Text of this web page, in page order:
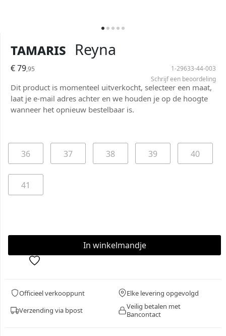
Tamaris Reyna
€ 79,95
1-29633-44-003
Schrijf een beoordeling
Dit product is momenteel uitverkocht, selecteer een maat,
laat je e-mail adres achter en we houden je op de hoogte
wanneer het opnieuw bestelbaar is.
36 37 38 39 40
41
Officieel verkooppunt
Elke levering opgevolgd
Verzending via bpost
Veilig betalen met
Bancontact